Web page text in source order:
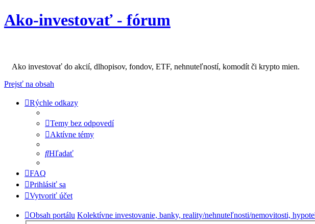
Ako-investovať - fórum
Ako investovať do akcií, dlhopisov, fondov, ETF, nehnuteľností, komodít či krypto mien.
Prejsť na obsah
Rýchle odkazy
Temy bez odpovedí
Aktívne témy
Hľadať
FAQ
Prihlásiť sa
Vytvoriť účet
Obsah portálu Kolektívne investovanie, banky, reality/nehnuteľnosti/nemovitosti,